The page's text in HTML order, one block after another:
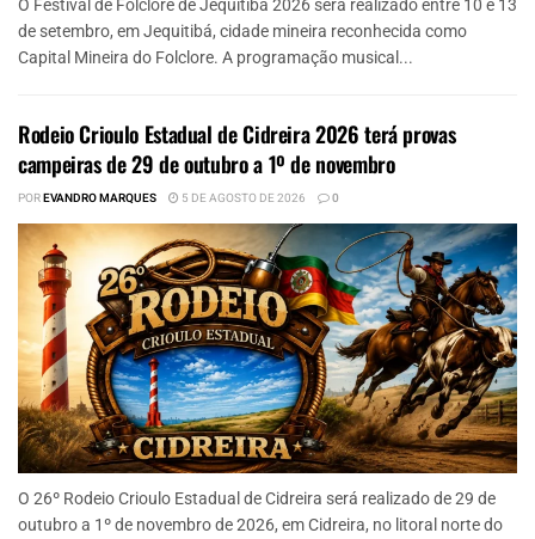
O Festival de Folclore de Jequitibá 2026 será realizado entre 10 e 13
de setembro, em Jequitibá, cidade mineira reconhecida como
Capital Mineira do Folclore. A programação musical...
Rodeio Crioulo Estadual de Cidreira 2026 terá provas
campeiras de 29 de outubro a 1º de novembro
POREVANDRO MARQUES 5 DE AGOSTO DE 2026 0
O 26º Rodeio Crioulo Estadual de Cidreira será realizado de 29 de
outubro a 1º de novembro de 2026, em Cidreira, no litoral norte do